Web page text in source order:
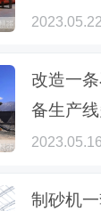
2023.05.22
改造一
备生产
些配置
2023.05.16
制砂机